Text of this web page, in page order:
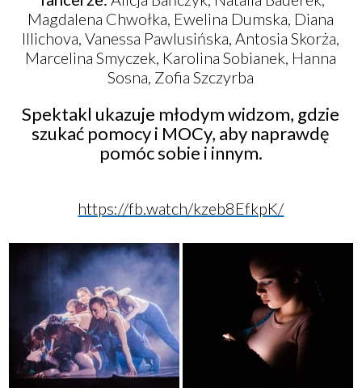
Magdalena Chwołka, Ewelina Dumska, Diana
Illichova, Vanessa Pawlusińska, Antosia Skorża,
Marcelina Smyczek, Karolina Sobianek, Hanna
Sosna, Zofia Szczyrba
Spektakl ukazuje młodym widzom, gdzie
szukać pomocy i MOCy, aby naprawdę
pomóc sobie i innym.
https://fb.watch/kzeb8EfkpK/